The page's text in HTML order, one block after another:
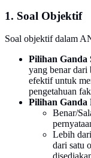
1. Soal Objektif
Soal objektif dalam
Pilihan Ganda
yang benar dari
efektif untuk
pengetahuan
Pilihan Ganda
Benar/
Lebih
dari satu